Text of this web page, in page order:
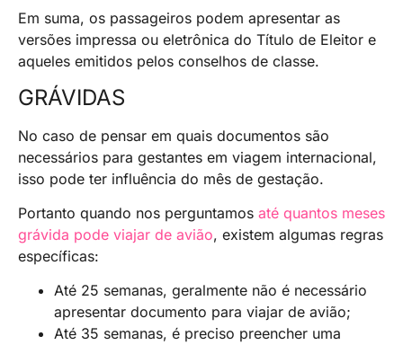
Em suma, os passageiros podem apresentar as
versões impressa ou eletrônica do Título de Eleitor e
aqueles emitidos pelos conselhos de classe.
GRÁVIDAS
No caso de pensar em quais documentos são
necessários para gestantes em viagem internacional,
isso pode ter influência do mês de gestação.
Portanto quando nos perguntamos até quantos meses
grávida pode viajar de avião, existem algumas regras
específicas:
Até 25 semanas, geralmente não é necessário
apresentar documento para viajar de avião;
Até 35 semanas, é preciso preencher uma